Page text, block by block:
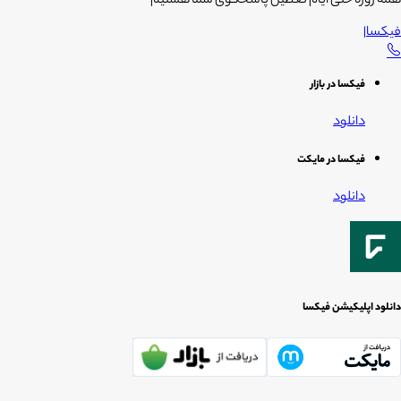
فیکسا|
فیکسا در بازار
دانلود
فیکسا در مایکت
دانلود
دانلود اپلیکیشن فیکسا